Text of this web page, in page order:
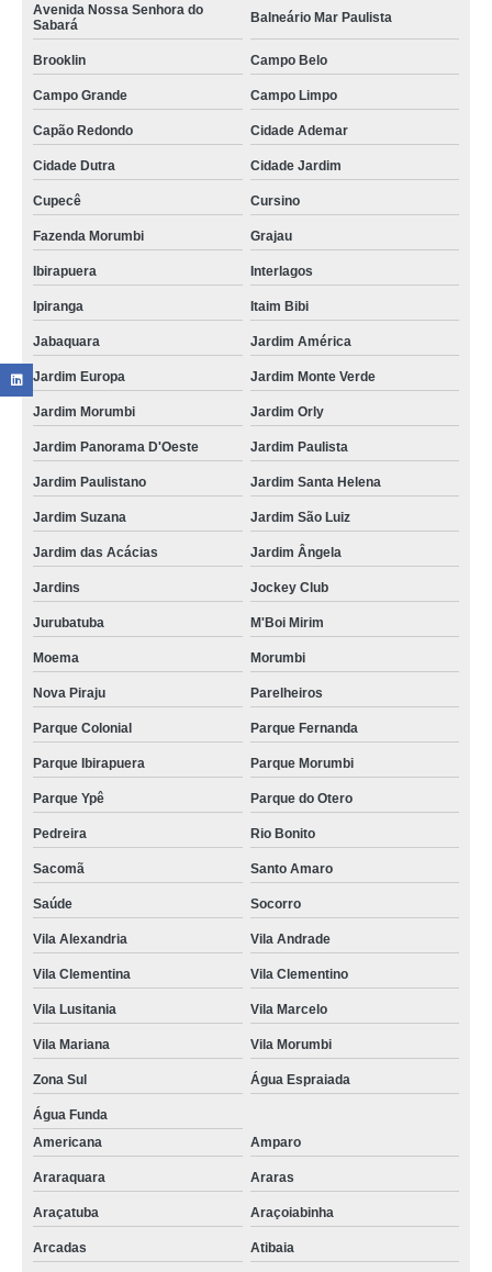
Avenida Nossa Senhora do
Sabará
Balneário Mar Paulista
Brooklin Campo Belo
Campo Grande Campo Limpo
Capão Redondo Cidade Ademar
Cidade Dutra Cidade Jardim
Cupecê Cursino
Fazenda Morumbi Grajau
Ibirapuera Interlagos
Ipiranga Itaim Bibi
Jabaquara Jardim América
Jardim Europa Jardim Monte Verde
Jardim Morumbi Jardim Orly
Jardim Panorama D'Oeste Jardim Paulista
Jardim Paulistano Jardim Santa Helena
Jardim Suzana Jardim São Luiz
Jardim das Acácias Jardim Ângela
Jardins Jockey Club
Jurubatuba M'Boi Mirim
Moema Morumbi
Nova Piraju Parelheiros
Parque Colonial Parque Fernanda
Parque Ibirapuera Parque Morumbi
Parque Ypê Parque do Otero
Pedreira Rio Bonito
Sacomã Santo Amaro
Saúde Socorro
Vila Alexandria Vila Andrade
Vila Clementina Vila Clementino
Vila Lusitania Vila Marcelo
Vila Mariana Vila Morumbi
Zona Sul Água Espraiada
Água Funda
Americana
Amparo
Araraquara Araras
Araçatuba Araçoiabinha
Arcadas Atibaia